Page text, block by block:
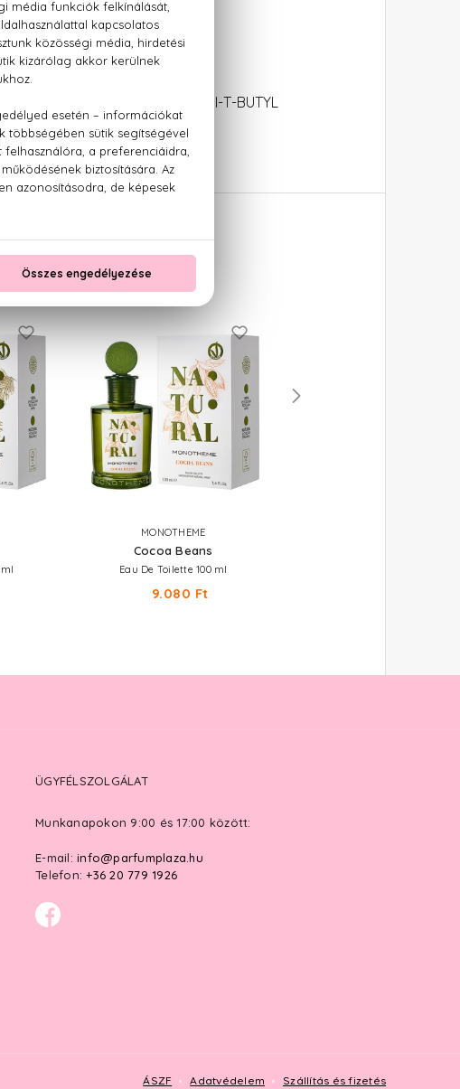
TETRA-DI-T-BUTYL
MONOTHEME
Cocoa Beans
Eau De Toilette 100 ml
9.080 Ft
ÜGYFÉLSZOLGÁLAT
Munkanapokon 9:00 és 17:00 között:
E-mail: info@parfumplaza.hu
Telefon: +36 20 779 1926
ÁSZF Adatvédelem Szállítás és fizetés